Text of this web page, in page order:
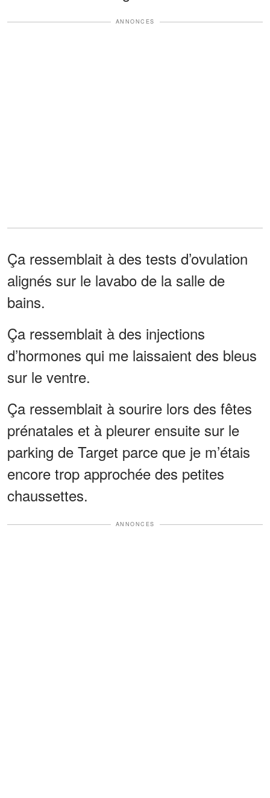
ANNONCES
Ça ressemblait à des tests d’ovulation
alignés sur le lavabo de la salle de
bains.
Ça ressemblait à des injections
d’hormones qui me laissaient des bleus
sur le ventre.
Ça ressemblait à sourire lors des fêtes
prénatales et à pleurer ensuite sur le
parking de Target parce que je m’étais
encore trop approchée des petites
chaussettes.
ANNONCES